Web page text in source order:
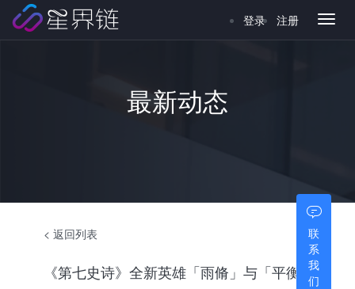
登录 注册
最新动态
< 返回列表
《第七史诗》全新英雄「雨脩」与「平衡的
联
系
我
们